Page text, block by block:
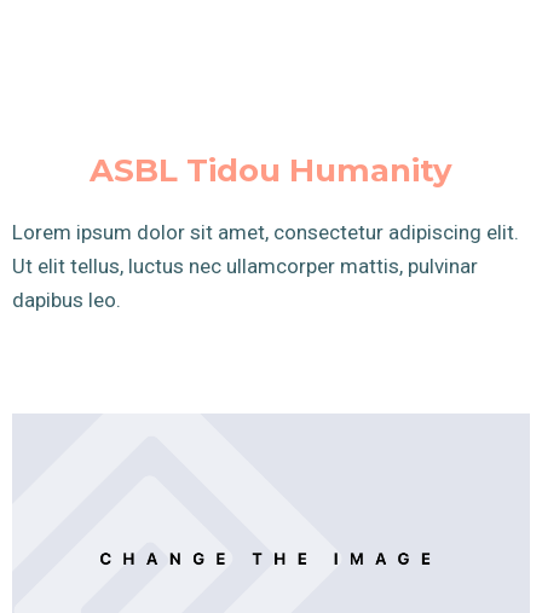
ASBL Tidou Humanity
Lorem ipsum dolor sit amet, consectetur adipiscing elit.
Ut elit tellus, luctus nec ullamcorper mattis, pulvinar
dapibus leo.